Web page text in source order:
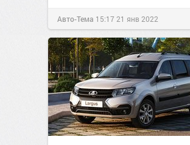
Авто-Тема 15:17 21 янв 2022